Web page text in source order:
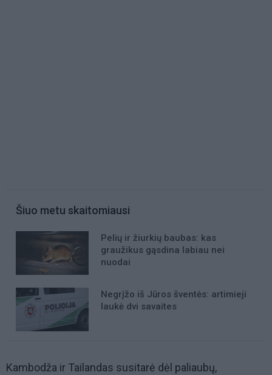
Šiuo metu skaitomiausi
Pelių ir žiurkių baubas: kas
graužikus gąsdina labiau nei
nuodai
Negrįžo iš Jūros šventės: artimieji
laukė dvi savaites
Kambodža ir Tailandas susitarė dėl paliaubų,